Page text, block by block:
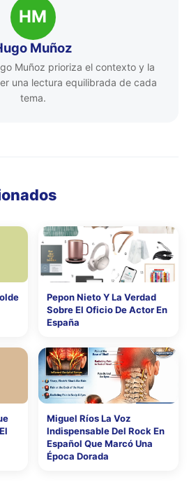
HM
Muñoz
Muñoz prioriza el contexto y la
una lectura equilibrada de cada
tema.
Pepon Nieto Y La Verdad
Sobre El Oficio De Actor En
España
Miguel Ríos La Voz
Indispensable Del Rock En
Español Que Marcó Una
Época Dorada